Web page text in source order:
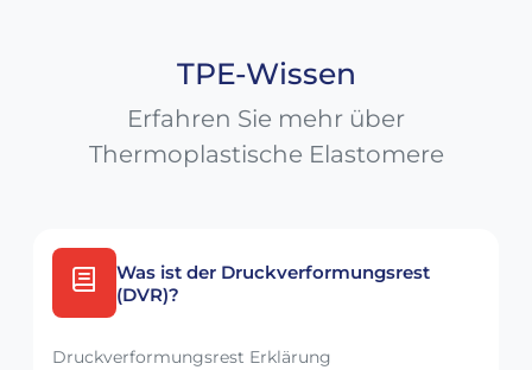
TPE-Wissen
Erfahren Sie mehr über
Thermoplastische Elastomere
Was ist der Druckverformungsrest
(DVR)?
Druckverformungsrest Erklärung